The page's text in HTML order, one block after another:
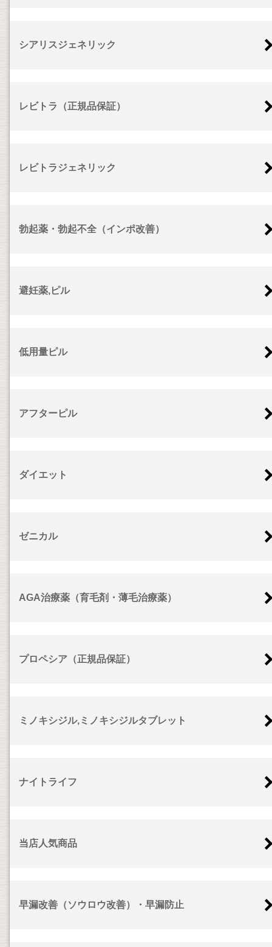
シアリスジェネリック
レビトラ（正規品保証）
レビトラジェネリック
勃起薬・勃起不全（インポ改善）
避妊薬,ピル
低用量ピル
アフターピル
ダイエット
ゼニカル
AGA治療薬（育毛剤・薄毛治療薬）
プロペシア（正規品保証）
ミノキシジル,ミノキシジルタブレット
ナイトライフ
当店人気商品
早漏改善（ソウロウ改善）・早漏防止